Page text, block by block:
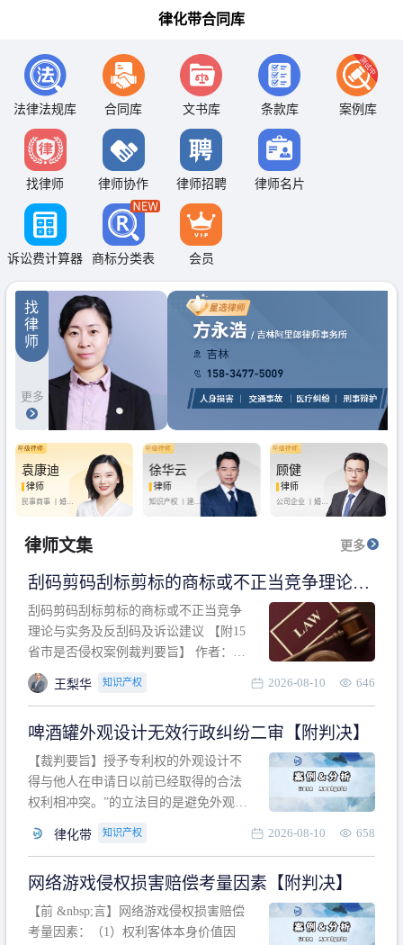
律化带合同库
法律法规库 合同库 文书库 条款库 案例库
找律师 律师协作 律师招聘 律师名片
诉讼费计算器 商标分类表 会员
找
律
师
更多
袁康迪
律师
民事商事 丨 婚姻
徐华云
律师
知识产权 丨 建设
顾健
律师
公司企业 丨婚姻
房产纠纷
律师文集 更多
刮码剪码刮标剪标的商标或不正当竞争理论与
实务及反刮码及诉讼建议 【附15省市是否侵权
案例裁判要旨】
刮码剪码刮标剪标的商标或不正当竞争
理论与实务及反刮码及诉讼建议 【附15
省市是否侵权案例裁判要旨】 作者：浙
江杭知桥律师事务所 王梨华 周靖超 【导
读】 第一部分：刮码剪码刮标剪标的商
诉讼建议 第二部分：15省市是否侵权案
例的裁判要旨 目录 第一部分、刮码剪码
刮
王梨华 知识产权 2026-08-10 646
啤酒罐外观设计无效行政纠纷二审【附判决】
【裁判要旨】授予专利权的外观设计不
得与他人在申请日以前已经取得的合法
权利相冲突。”的立法目的是避免外观设
冲突。基于此，凡是因该外观设计的实
于该款规定的规制范畴。“合法权利”不宜
作狭义解释，一般情况下，只要依法享
有的、在本专利申请日之
律化带 知识产权 2026-08-10 658
网络游戏侵权损害赔偿考量因素【附判决】
【前 &nbsp;言】网络游戏侵权损害赔偿
考量因素：（1）权利客体本身价值因